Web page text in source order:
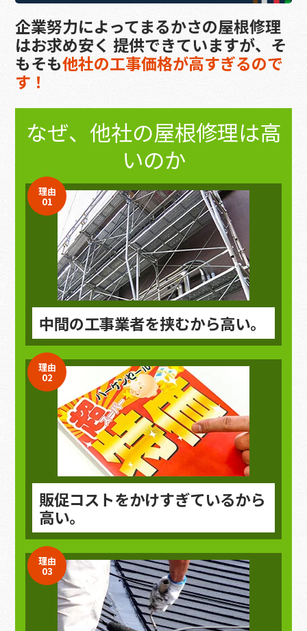
企業努力によってまるかさの屋根修理
はお求め安く 提供できていますが、そ
もそも他社の工事価格が高すぎるので
す！
なぜ、他社の屋根修理は高
いのか
理由
01
中間の工事業者を挟むから高い。
理由
02
販促コストをかけすぎているから
高い。
理由
03